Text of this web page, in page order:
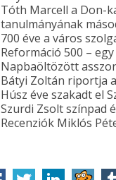
Tóth Marcell a Don-
tanulmányának
700 éve a város
Reformáció 500 –
Napbaöltözött
Bátyi Zoltán riportja
Húsz éve szakadt el
Szurdi Zsolt színpad
Recenziók Miklós